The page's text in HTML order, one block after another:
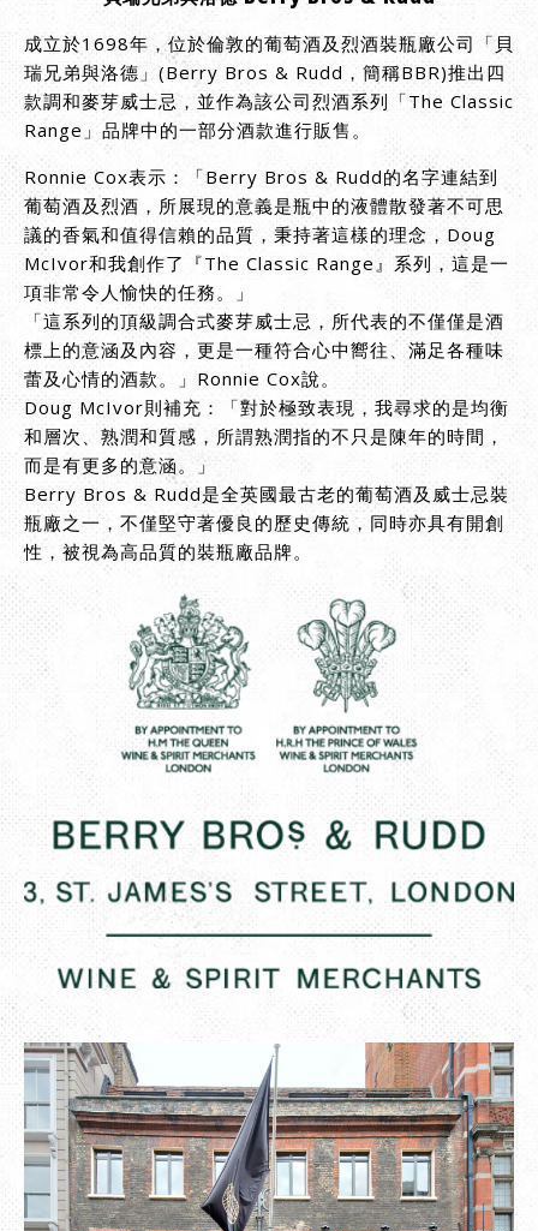
成立於1698年，位於倫敦的葡萄酒及烈酒裝瓶廠公司「貝
瑞兄弟與洛德」(Berry Bros & Rudd，簡稱BBR)推出四
款調和麥芽威士忌，並作為該公司烈酒系列「The Classic
Range」品牌中的一部分酒款進行販售。
Ronnie Cox表示：「Berry Bros & Rudd的名字連結到
葡萄酒及烈酒，所展現的意義是瓶中的液體散發著不可思
議的香氣和值得信賴的品質，秉持著這樣的理念，Doug
McIvor和我創作了『The Classic Range』系列，這是一
項非常令人愉快的任務。」
「這系列的頂級調合式麥芽威士忌，所代表的不僅僅是酒
標上的意涵及內容，更是一種符合心中嚮往、滿足各種味
蕾及心情的酒款。」Ronnie Cox說。
Doug McIvor則補充：「對於極致表現，我尋求的是均衡
和層次、熟潤和質感，所謂熟潤指的不只是陳年的時間，
而是有更多的意涵。」
Berry Bros & Rudd是全英國最古老的葡萄酒及威士忌裝
瓶廠之一，不僅堅守著優良的歷史傳統，同時亦具有開創
性，被視為高品質的裝瓶廠品牌。